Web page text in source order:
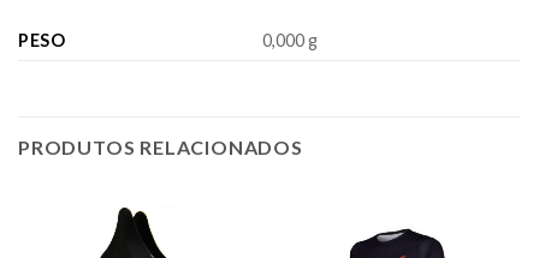
PESO 0,000 g
PRODUTOS RELACIONADOS